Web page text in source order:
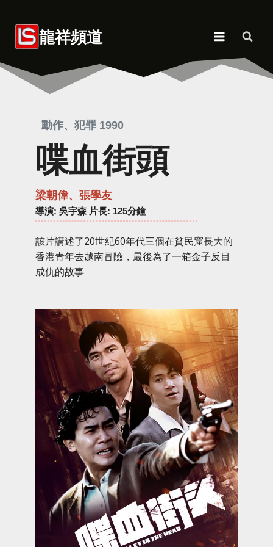
content 龍祥頻道
動作、犯罪 1990
喋血街頭
梁朝偉、張學友
導演: 吳宇森 片長: 125分鐘
該片講述了20世紀60年代三個在貧民窟長大的
香港青年去越南冒險，最後為了一箱金子反目
成仇的故事